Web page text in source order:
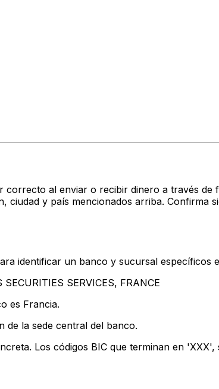
al enviar o recibir dinero a través de
ciudad y país mencionados arriba. Confirma
identificar un banco y sucursal específicos
SERVICES, FRANCE
es Francia.
de la sede central del banco.
Los códigos BIC que terminan en